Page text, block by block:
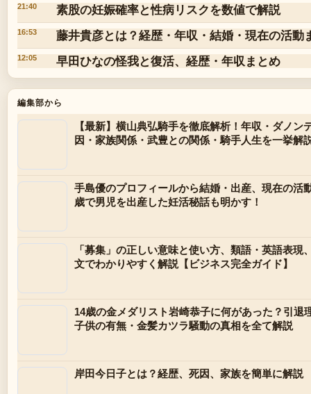
21:40 素股の妊娠確率と性病リスクを数値で解説
16:53 藤井貴彦とは？経歴・年収・結婚・現在の活動
12:05 早田ひなの怪我と復活、経歴・年収まとめ
編集部から
【最新】横山典弘騎手を徹底解析！年収・ダノン
因・家族関係・武豊との関係・騎手人生を一挙解
手島優のプロフィールから結婚・出産、現在の活
歳で男児を出産した妊活秘話も明かす！
「募集」の正しい意味と使い方、類語・英語表現
文でわかりやすく解説【ビジネス完全ガイド】
14歳の金メダリスト岩崎恭子に何があった？引退
子供の有無・金髪カツラ騒動の真相を全て解説
岸田今日子とは？経歴、死因、家族を簡単に解説